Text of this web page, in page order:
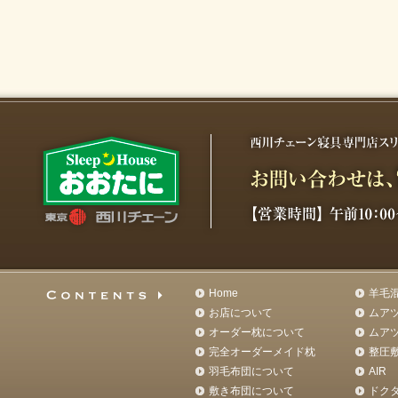
Home
お店について
オーダー枕について
完全オーダーメイド枕
羽毛布団について
敷き布団について
羊毛
ムア
ムア
整圧
AIR
ドク